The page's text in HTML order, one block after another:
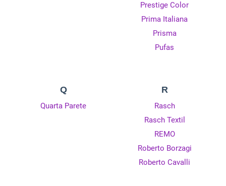
Prestige Color
Prima Italiana
Prisma
Pufas
Q
Quarta Parete
R
Rasch
Rasch Textil
REMO
Roberto Borzagi
Roberto Cavalli